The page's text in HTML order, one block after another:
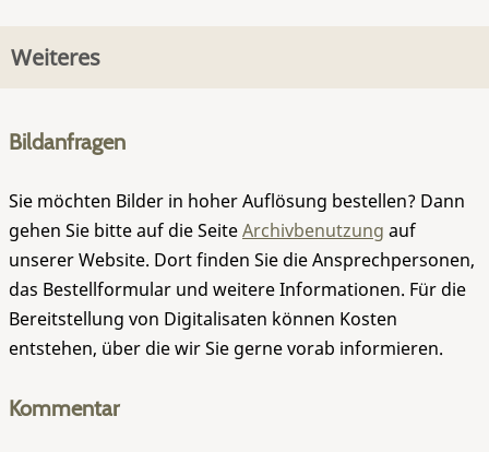
Weiteres
Bildanfragen
Sie möchten Bilder in hoher Auflösung bestellen? Dann
gehen Sie bitte auf die SeiteArchivbenutzung auf
unserer Website. Dort finden Sie die Ansprechpersonen,
das Bestellformular und weitere Informationen. Für die
Bereitstellung von Digitalisaten können Kosten
entstehen, über die wir Sie gerne vorab informieren.
Kommentar